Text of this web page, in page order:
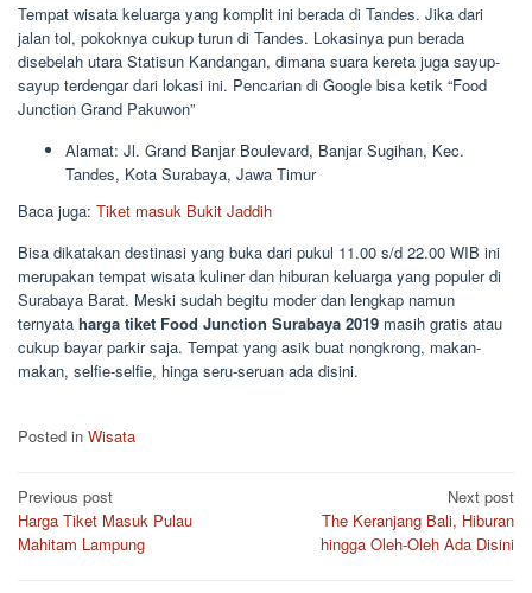
Tempat wisata keluarga yang komplit ini berada di Tandes. Jika dari
jalan tol, pokoknya cukup turun di Tandes. Lokasinya pun berada
disebelah utara Statisun Kandangan, dimana suara kereta juga sayup-
sayup terdengar dari lokasi ini. Pencarian di Google bisa ketik “Food
Junction Grand Pakuwon”
Alamat: Jl. Grand Banjar Boulevard, Banjar Sugihan, Kec.
Tandes, Kota Surabaya, Jawa Timur
Baca juga: Tiket masuk Bukit Jaddih
Bisa dikatakan destinasi yang buka dari pukul 11.00 s/d 22.00 WIB ini
merupakan tempat wisata kuliner dan hiburan keluarga yang populer di
Surabaya Barat. Meski sudah begitu moder dan lengkap namun
ternyata harga tiket Food Junction Surabaya 2019 masih gratis atau
cukup bayar parkir saja. Tempat yang asik buat nongkrong, makan-
makan, selfie-selfie, hinga seru-seruan ada disini.
Posted in Wisata
Post
navigation
Previous post
Harga Tiket Masuk Pulau
Mahitam Lampung
Next post
The Keranjang Bali, Hiburan
hingga Oleh-Oleh Ada Disini